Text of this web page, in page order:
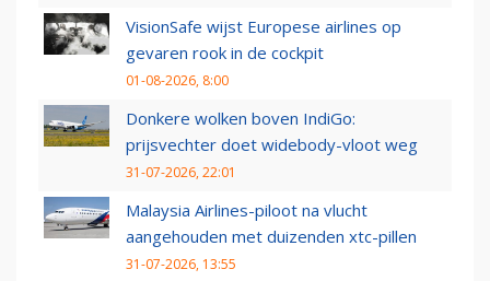
VisionSafe wijst Europese airlines op
gevaren rook in de cockpit
01-08-2026, 8:00
Donkere wolken boven IndiGo:
prijsvechter doet widebody-vloot weg
31-07-2026, 22:01
Malaysia Airlines-piloot na vlucht
aangehouden met duizenden xtc-pillen
31-07-2026, 13:55